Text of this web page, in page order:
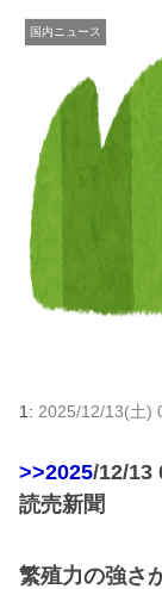
国内ニュース
1: 2025/12/13(土)
>>2025/12/13
読売新聞
繁殖力の強さ